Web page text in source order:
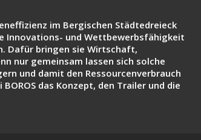
im Bergischen Städtedreieck
Innovations- und Wettbewerbsfähigkeit
Dafür bringen sie Wirtschaft,
nur gemeinsam lassen sich solche
und damit den Ressourcenverbrauch
das Konzept, den Trailer und die